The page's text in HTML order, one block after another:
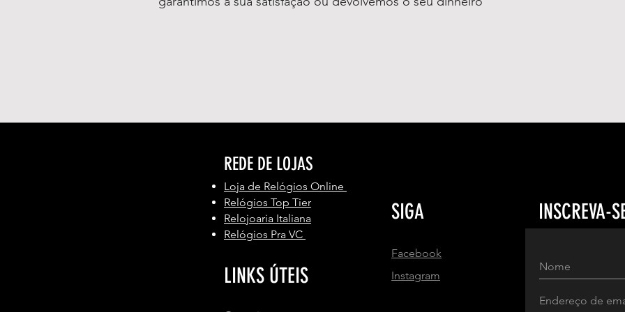
REDE DE LOJAS
Loja de Relógios Online
Relógios Top Tier
Relojoaria Italiana
Relógios Pra VC
LINKS ÚTEIS
SIGA
Facebook
Instagram
INSCREVA-